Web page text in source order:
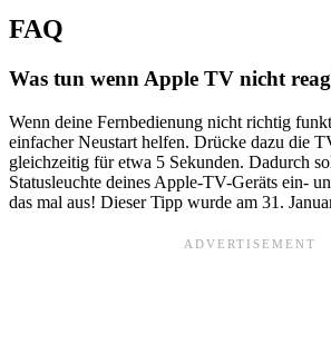
FAQ
Was tun wenn Apple TV nicht
Wenn deine Fernbedienung nicht richtig
einfacher Neustart helfen. Drücke dazu die
gleichzeitig für etwa 5 Sekunden. Dadurch
Statusleuchte deines Apple-TV-Geräts ein-
das mal aus! Dieser Tipp wurde am 31.